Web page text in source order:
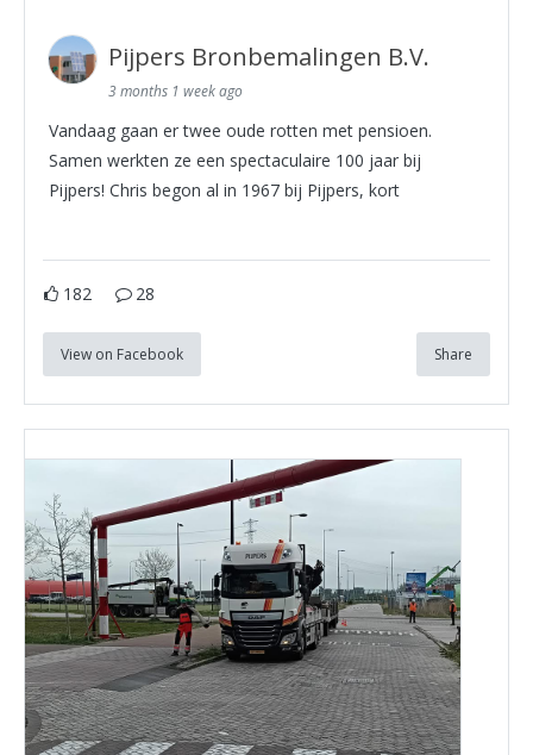
Pijpers Bronbemalingen B.V.
3 months 1 week ago
Vandaag gaan er twee oude rotten met pensioen.
Samen werkten ze een spectaculaire 100 jaar bij
Pijpers! Chris begon al in 1967 bij Pijpers, kort
182 28
View on Facebook Share